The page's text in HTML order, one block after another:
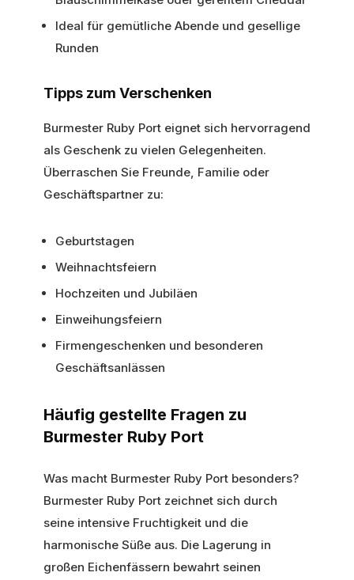
Ideal für gemütliche Abende und gesellige
Runden
Tipps zum Verschenken
Burmester Ruby Port eignet sich hervorragend
als Geschenk zu vielen Gelegenheiten.
Überraschen Sie Freunde, Familie oder
Geschäftspartner zu:
Geburtstagen
Weihnachtsfeiern
Hochzeiten und Jubiläen
Einweihungsfeiern
Firmengeschenken und besonderen
Geschäftsanlässen
Häufig gestellte Fragen zu
Burmester Ruby Port
Was macht Burmester Ruby Port besonders?
Burmester Ruby Port zeichnet sich durch
seine intensive Fruchtigkeit und die
harmonische Süße aus. Die Lagerung in
großen Eichenfässern bewahrt seinen